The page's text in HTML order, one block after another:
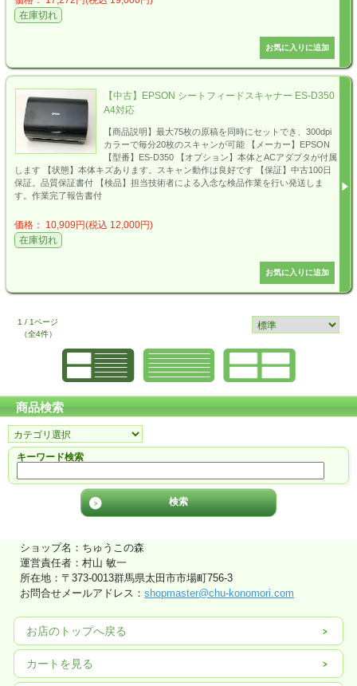
在庫切れ
【中古】EPSON シートフィードスキャナー ES-D350
A4対応
【商品説明】最大75枚の原稿を同時にセットでき、300dpi
カラーで毎分20枚のスキャンが可能 【メーカー】EPSON
【型番】ES-D350 【オプション】本体とACアダプタが付属
します 【状態】本体キズあります。スキャン動作は良好です 【保証】中古100日
保証。品質保証書付 【検品】担当技術者による入念な検品作業を行い発送しま
す。作業完了報告書付
価格： 10,909円(税込 12,000円)
在庫切れ
1 / 1ページ
（全4件）
商品検索
キーワード検索
ショップ名：ちゅうこの森
運営責任者：村山 敏一
所在地：〒373-0013群馬県太田市市場町756-3
お問合せメールアドレス： shopmaster@chu-konomori.com
お店のトップへ戻る
カートを見る